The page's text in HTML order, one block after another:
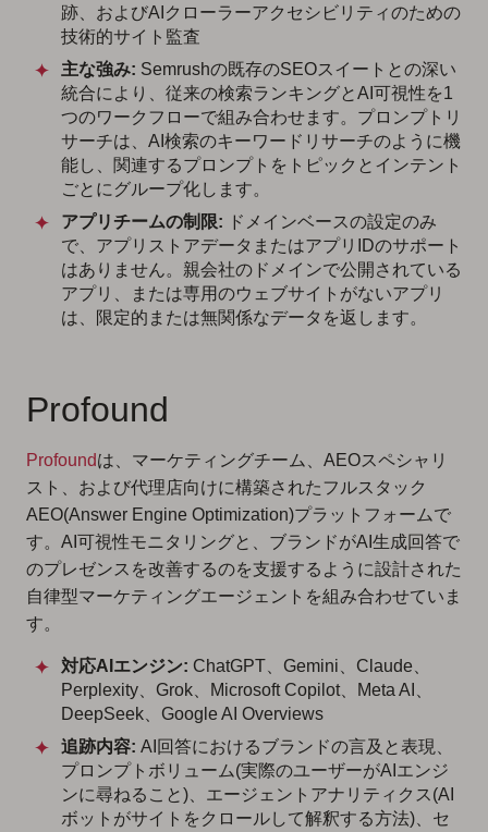
跡、およびAIクローラーアクセシビリティのための
技術的サイト監査
主な強み: Semrushの既存のSEOスイートとの深い
統合により、従来の検索ランキングとAI可視性を1
つのワークフローで組み合わせます。プロンプトリ
サーチは、AI検索のキーワードリサーチのように機
能し、関連するプロンプトをトピックとインテント
ごとにグループ化します。
アプリチームの制限: ドメインベースの設定のみ
で、アプリストアデータまたはアプリIDのサポート
はありません。親会社のドメインで公開されている
アプリ、または専用のウェブサイトがないアプリ
は、限定的または無関係なデータを返します。
Profound
Profoundは、マーケティングチーム、AEOスペシャリ
スト、および代理店向けに構築されたフルスタック
AEO(Answer Engine Optimization)プラットフォームで
す。AI可視性モニタリングと、ブランドがAI生成回答で
のプレゼンスを改善するのを支援するように設計された
自律型マーケティングエージェントを組み合わせていま
す。
対応AIエンジン: ChatGPT、Gemini、Claude、
Perplexity、Grok、Microsoft Copilot、Meta AI、
DeepSeek、Google AI Overviews
追跡内容: AI回答におけるブランドの言及と表現、
プロンプトボリューム(実際のユーザーがAIエンジ
ンに尋ねること)、エージェントアナリティクス(AI
ボットがサイトをクロールして解釈する方法)、セ